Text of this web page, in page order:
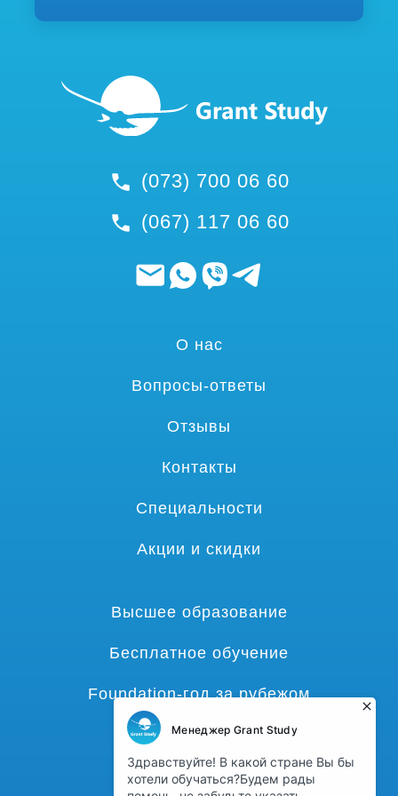
(073) 700 06 60
(067) 117 06 60
О нас
Вопросы-ответы
Отзывы
Контакты
Специальности
Акции и скидки
Высшее образование
Бесплатное обучение
Foundation-год за рубежом
Языковые курсы
Гранты и стипендии